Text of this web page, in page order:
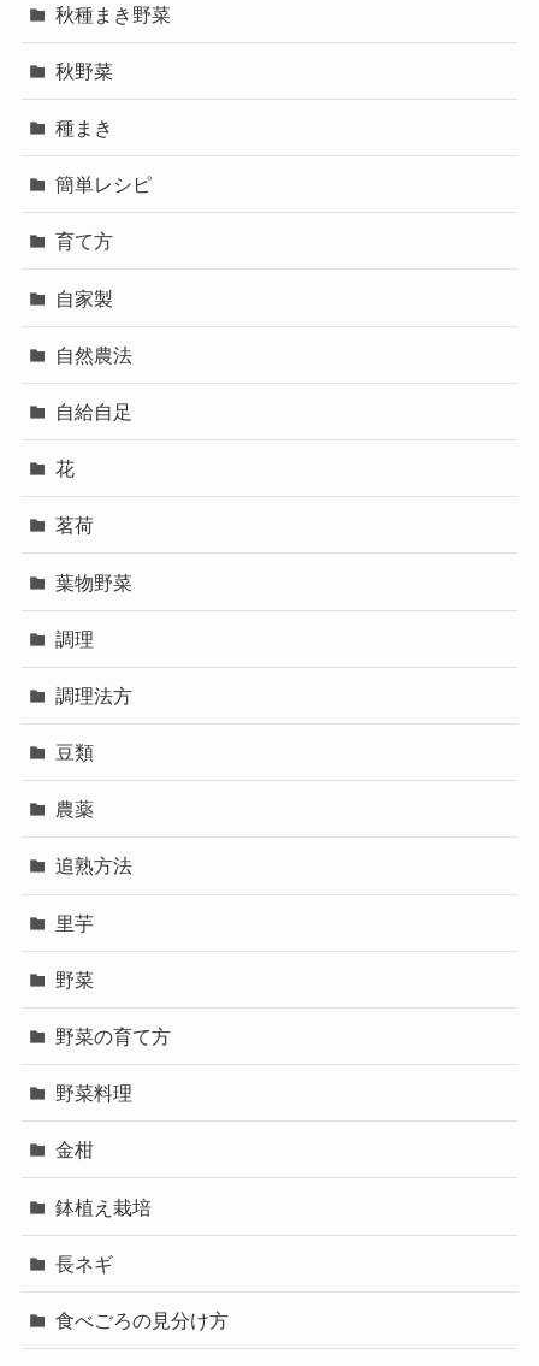
秋種まき野菜
秋野菜
種まき
簡単レシピ
育て方
自家製
自然農法
自給自足
花
茗荷
葉物野菜
調理
調理法方
豆類
農薬
追熟方法
里芋
野菜
野菜の育て方
野菜料理
金柑
鉢植え栽培
長ネギ
食べごろの見分け方